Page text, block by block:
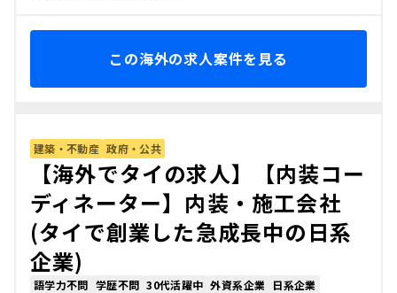
この海外の求人案件を見る
建築・不動産 政府・公共
【海外でタイの求人】【内装コー
ディネーター】内装・施工会社
(タイで創業した急成長中の日系
企業)
語学力不問 学歴不問 30代活躍中 外資系企業
日系企業